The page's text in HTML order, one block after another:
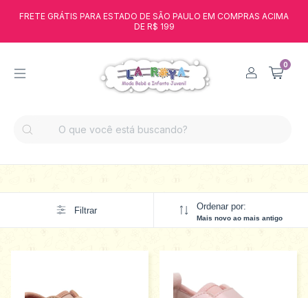
FRETE GRÁTIS PARA ESTADO DE SÃO PAULO EM COMPRAS ACIMA
DE R$ 199
0
Filtrar Ordenar por:
Mais novo ao mais antigo